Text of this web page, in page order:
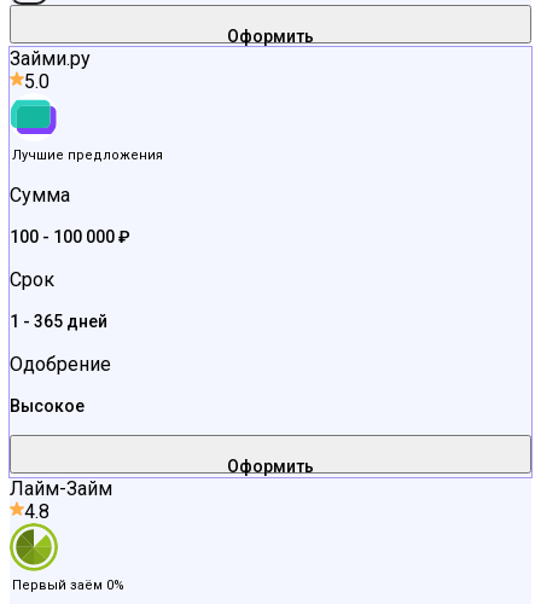
Оформить
Займи.ру
5.0
Лучшие предложения
Сумма
100 - 100 000 ₽
Срок
1 - 365 дней
Одобрение
Высокое
Оформить
Лайм-Займ
4.8
Первый заём 0%